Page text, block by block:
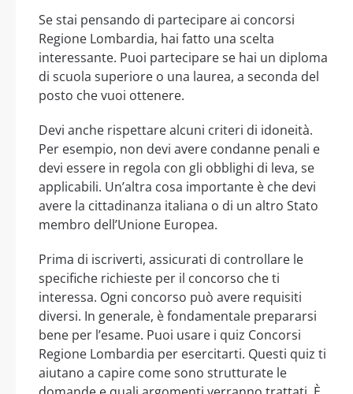
Se stai pensando di partecipare ai concorsi
Regione Lombardia, hai fatto una scelta
interessante. Puoi partecipare se hai un diploma
di scuola superiore o una laurea, a seconda del
posto che vuoi ottenere.
Devi anche rispettare alcuni criteri di idoneità.
Per esempio, non devi avere condanne penali e
devi essere in regola con gli obblighi di leva, se
applicabili. Un’altra cosa importante è che devi
avere la cittadinanza italiana o di un altro Stato
membro dell’Unione Europea.
Prima di iscriverti, assicurati di controllare le
specifiche richieste per il concorso che ti
interessa. Ogni concorso può avere requisiti
diversi. In generale, è fondamentale prepararsi
bene per l’esame. Puoi usare i quiz Concorsi
Regione Lombardia per esercitarti. Questi quiz ti
aiutano a capire come sono strutturate le